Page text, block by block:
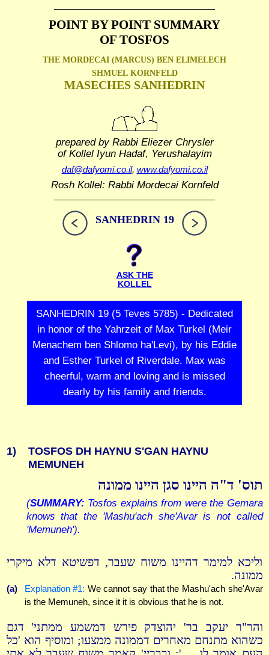
POINT BY POINT SUMMARY
OF TOSFOS
THE MORDECAI (MARCUS) BEN ELIMELECH
SHMUEL KORNFELD
MASECHES SANHEDRIN
prepared by Rabbi Eliezer Chrysler
of Kollel Iyun Hadaf, Yerushalayim
daf@dafyomi.co.il, www.dafyomi.co.il
Rosh Kollel: Rabbi Mordecai Kornfeld
SANHEDRIN 19
ASK THE
KOLLEL
SANHEDRIN 19 (5 Teves 5785) - Dedicated
in honor of the Yahrzeit of Max Turkel (Meir
Menachem ben Shlomo ha'Levi), by his Eddie
and Esther Turkel of Riverdale. Max was
cheerful, warm and loving and is missed
dearly by his family and friends.
1)
TOSFOS DH HAYNU S'GAN HAYNU
MEMUNEH
תוס' ד"ה היינו סגן היינו ממונה
(SUMMARY: Tosfos explains from were the Gemara
knows that the 'Mashu'ach she'Avar is not called
'Memuneh').
וליכא למימר דהיינו משוח שעבר, דפשיטא דלא מיקרי
ממונה.
(a) Explanation #1: We cannot say that the Mashu'ach she'Avar
is the Memuneh, since it it is obvious that he is not.
והר"ר יעקב בר' יהוצדק פירש דמשמע ממתני' דגם
כשהוא מתנחם מאחרים דממונה ממצעו; ומוסיף הוא 'כל